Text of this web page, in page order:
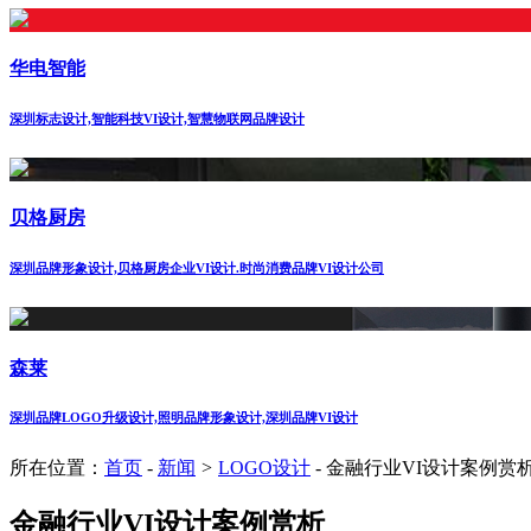
华电智能
深圳标志设计,智能科技VI设计,智慧物联网品牌设计
贝格厨房
深圳品牌形象设计,贝格厨房企业VI设计.时尚消费品牌VI设计公司
森莱
深圳品牌LOGO升级设计,照明品牌形象设计,深圳品牌VI设计
所在位置： 首页 - 新闻 > LOGO设计 - 金融行业VI设计案例赏
金融行业VI设计案例赏析